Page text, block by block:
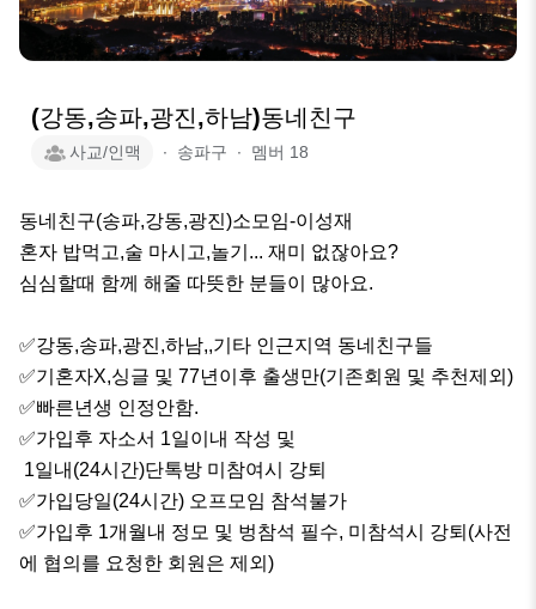
(강동,송파,광진,하남)동네친구
사교/인맥 ∙ 송파구 ∙ 멤버 18
동네친구(송파,강동,광진)소모임-이성재
혼자 밥먹고,술 마시고,놀기... 재미 없잖아요?
심심할때 함께 해줄 따뜻한 분들이 많아요.
✅강동,송파,광진,하남,,기타 인근지역 동네친구들
✅기혼자X,싱글 및 77년이후 출생만(기존회원 및 추천제외)
✅빠른년생 인정안함.
✅가입후 자소서 1일이내 작성 및
✅가입당일(24시간) 오프모임 참석불가
✅가입후 1개월내 정모 및 벙참석 필수, 미참석시 강퇴(사전
에 협의를 요청한 회원은 제외)